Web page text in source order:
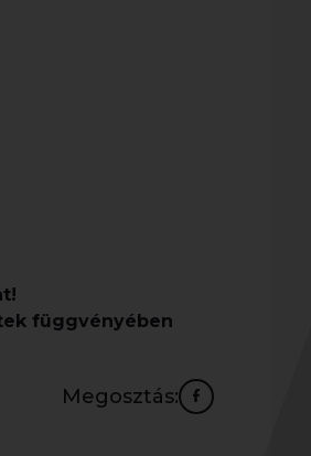
függvényében
Megosztás: